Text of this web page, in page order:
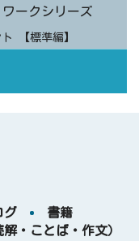
ークシリーズ
【標準編】
グ
書籍
解・ことば・作文）